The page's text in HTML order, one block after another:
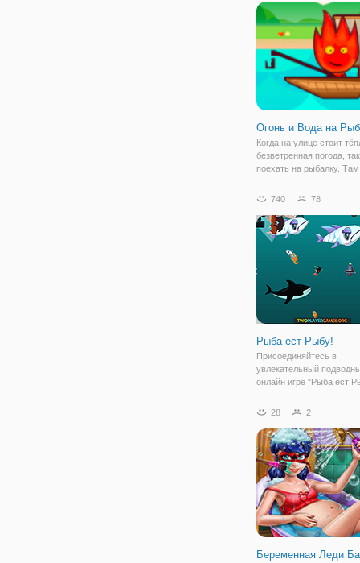
няню, которая будет
малышами и будет
мамам по уходу.
Огонь и Вода на
Когда на улице стоит
безветренная погода,
поехать на рыбалку.
побыть в гармонии с
маленькие друзья
740 78
Рыба ест Рыбу!
Присоединяйтесь в
увлекательный
онлайн игре "Рыба ест
которой вы будете
сделать из нее большую
хищную. Для этого, вам
28 2
Беременная Леди